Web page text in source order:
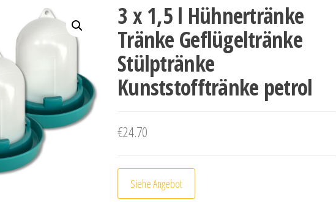
3 x 1,5 l Hühnertränke
Tränke Geflügeltränke
Stülptränke
Kunststofftränke petrol
€24.70
Siehe Angebot